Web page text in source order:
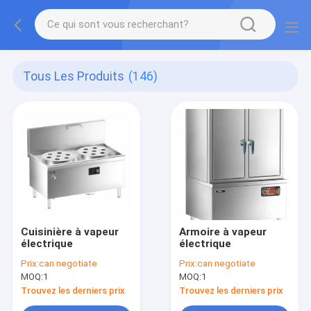
Tous Les Produits (146)
Cuisinière à vapeur
électrique
Prix:can negotiate
MOQ:1
Trouvez les derniers prix
Armoire à vapeur
électrique
Prix:can negotiate
MOQ:1
Trouvez les derniers prix